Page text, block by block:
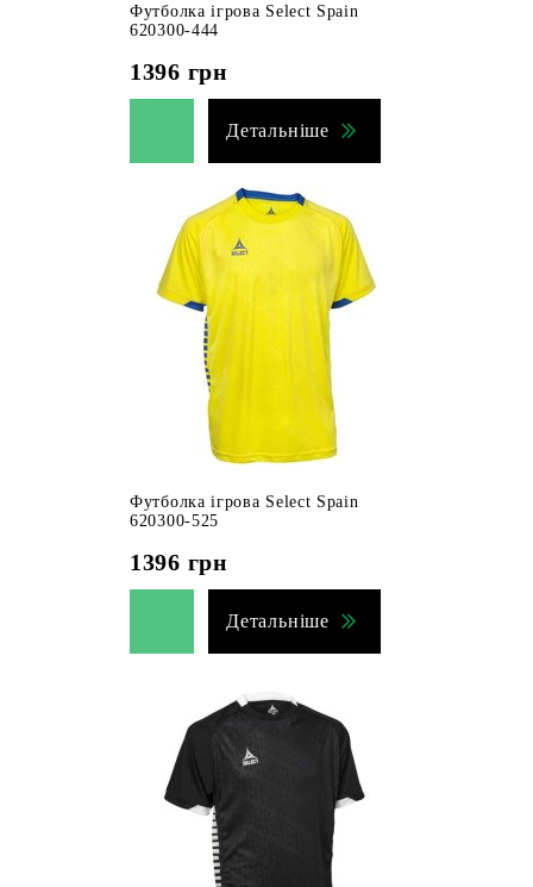
Футболка ігрова Select Spain
620300-444
1396 грн
Детальніше
Футболка ігрова Select Spain
620300-525
1396 грн
Детальніше